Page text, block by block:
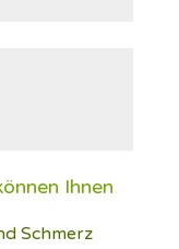
Ihnen
Schmerz